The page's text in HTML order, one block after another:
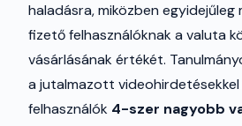
haladásra, miközben egyidejűleg
fizető felhasználóknak a valuta
vásárlásának értékét.
a jutalmazott
felhasználók 4-szer nagyobb